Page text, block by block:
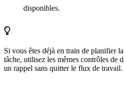
disponibles.
Si vous êtes déjà en train de planifier
tâche, utilisez les mêmes contrôles de
un rappel sans quitter le flux de travail.